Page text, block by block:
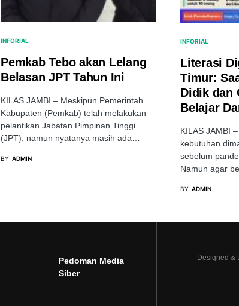
INFORIAL
Pemkab Tebo akan Lelang
Belasan JPT Tahun Ini
KILAS JAMBI – Meskipun Pemerintah
Kabupaten (Pemkab) telah melakukan
pelantikan Jabatan Pimpinan Tinggi
(JPT), namun nyatanya masih ada…
BY ADMIN
INFORIAL
Literasi
Timur:
Didik dan
Belajar
KILAS JAMBI
kebutuhan
sebelum
Namun agar
BY ADMIN
Pedoman Media
Siber
Designed &